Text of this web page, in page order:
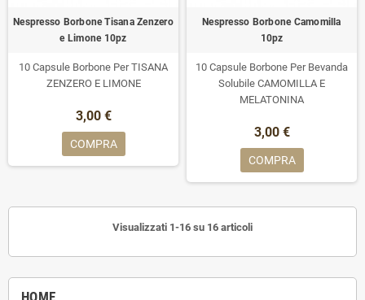
Nespresso Borbone Tisana Zenzero
e Limone 10pz
10 Capsule Borbone Per TISANA
ZENZERO E LIMONE
3,00 €
COMPRA
Nespresso Borbone Camomilla
10pz
10 Capsule Borbone Per Bevanda
Solubile CAMOMILLA E
MELATONINA
3,00 €
COMPRA
Visualizzati 1-16 su 16 articoli